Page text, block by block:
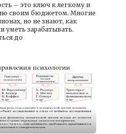
– это ключ к легкому и
своим бюджетом. Многие
но не знают, как
уметь зарабатывать.
до